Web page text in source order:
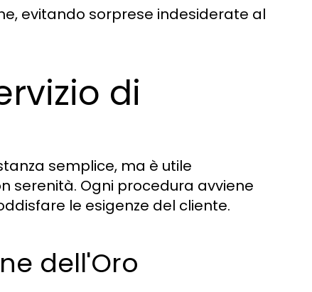
evitando sorprese indesiderate al
di
semplice, ma è utile
serenità. Ogni procedura avviene
le esigenze del cliente.
dell'Oro